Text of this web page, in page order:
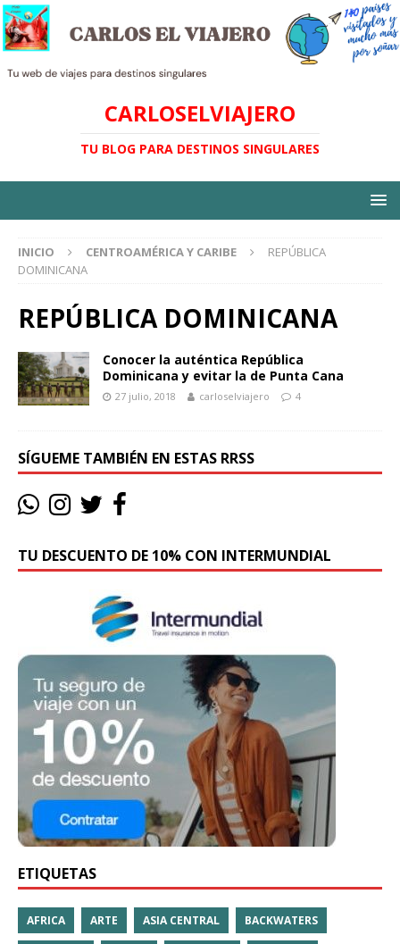
CARLOSELVIAJERO
TU BLOG PARA DESTINOS SINGULARES
INICIO CENTROAMÉRICA Y CARIBE
REPÚBLICA
DOMINICANA
REPÚBLICA DOMINICANA
Conocer la auténtica República
Dominicana y evitar la de Punta Cana
27 julio, 2018 carloselviajero 4
SÍGUEME TAMBIÉN EN ESTAS RRSS
TU DESCUENTO DE 10% CON INTERMUNDIAL
ETIQUETAS
AFRICA ARTE ASIA CENTRAL BACKWATERS